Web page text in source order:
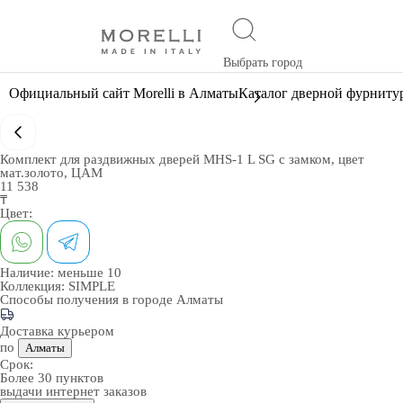
Выбрать город
Официальный сайт Morelli в АлматыКаталог дверной
Комплект для раздвижных дверей MHS-1 L SG с замком, цвет
мат.золото, ЦАМ
11 538
₸
Цвет:
Наличие: меньше 10
Коллекция: SIMPLE
Способы получения в городе Алматы
Доставка курьером
по
Алматы
Срок:
Более 30 пунктов
выдачи интернет заказов